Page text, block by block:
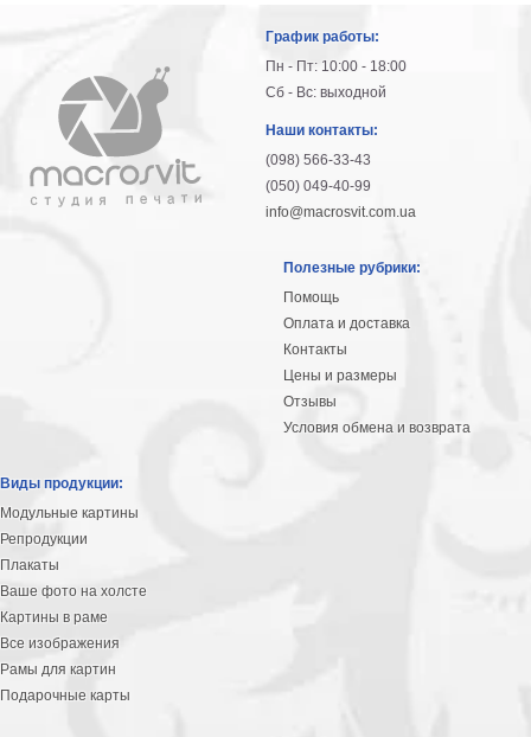
График работы:
Пн - Пт: 10:00 - 18:00
Сб - Вс: выходной
Наши контакты:
(098) 566-33-43
(050) 049-40-99
info@macrosvit.com.ua
Полезные рубрики:
Помощь
Оплата и доставка
Контакты
Цены и размеры
Отзывы
Условия обмена и возврата
Виды продукции:
Модульные картины
Репродукции
Плакаты
Ваше фото на холсте
Картины в раме
Все изображения
Рамы для картин
Подарочные карты